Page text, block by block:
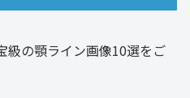
級の顎ライン画像10選をご